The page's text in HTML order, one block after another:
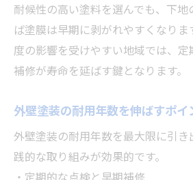
高耐久塗料の費用対効果
外壁塗装の耐用年数を左
ス方法
外壁塗装の寿命を伸ばす
耐候性の高い塗料を選んでも、下
ば塗膜は早期に剥がれやすくなり
度の影響を受けやすい地域では、
補修が寿命を延ばす鍵となります。
外壁塗装の耐用年数を伸ばすポイ
外壁塗装の耐用年数を最大限に引
践的な取り組みが効果的です。